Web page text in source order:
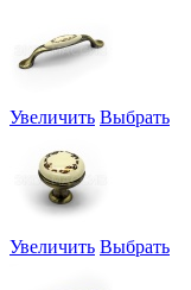
Увеличить Выбрать
Увеличить Выбрать